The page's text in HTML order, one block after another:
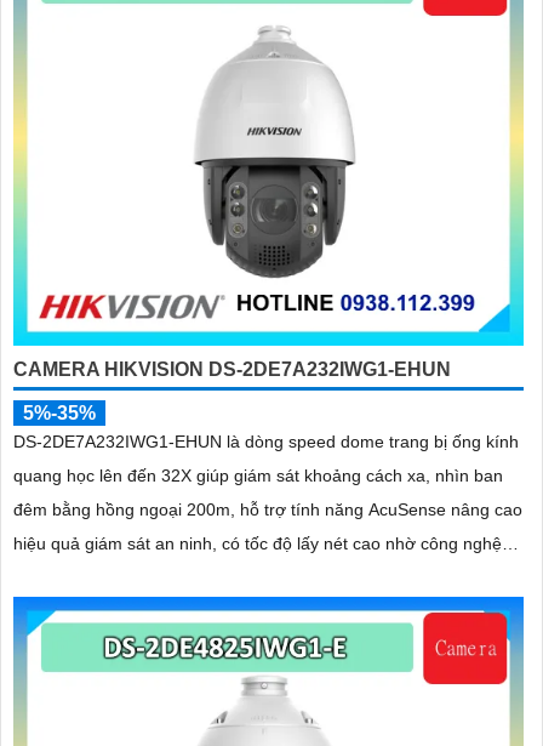
CAMERA HIKVISION DS-2DE7A232IWG1-EHUN
5%-35%
DS-2DE7A232IWG1-EHUN là dòng speed dome trang bị ống kính
quang học lên đến 32X giúp giám sát khoảng cách xa, nhìn ban
đêm bằng hồng ngoại 200m, hỗ trợ tính năng AcuSense nâng cao
hiệu quả giám sát an ninh, có tốc độ lấy nét cao nhờ công nghệ